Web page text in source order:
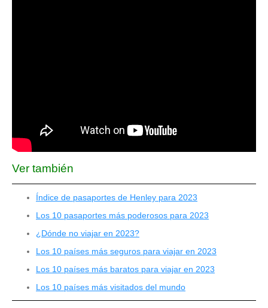
Ver también
Índice de pasaportes de Henley para 2023
Los 10 pasaportes más poderosos para 2023
¿Dónde no viajar en 2023?
Los 10 países más seguros para viajar en 2023
Los 10 países más baratos para viajar en 2023
Los 10 países más visitados del mundo